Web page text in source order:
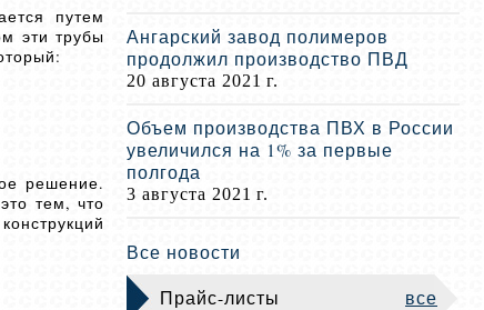
путем
эти трубы
решение.
тем, что
Ангарский завод полимеров
продолжил производство ПВД
20 августа 2021 г.
Объем производства ПВХ в России
увеличился на 1% за первые
полгода
3 августа 2021 г.
Все новости
Прайс-листы
все